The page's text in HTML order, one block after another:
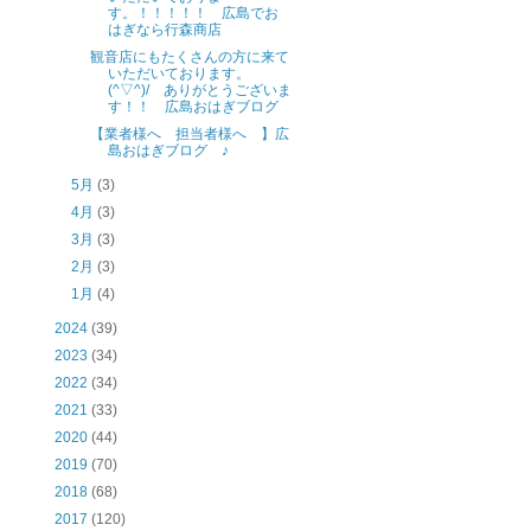
す。！！！！！ 広島でお
はぎなら行森商店
観音店にもたくさんの方に来て
いただいております。
(^▽^)/ ありがとうございま
す！！ 広島おはぎブログ
【業者様へ 担当者様へ 】広
島おはぎブログ ♪
5月 (3)
4月 (3)
3月 (3)
2月 (3)
1月 (4)
2024 (39)
2023 (34)
2022 (34)
2021 (33)
2020 (44)
2019 (70)
2018 (68)
2017 (120)